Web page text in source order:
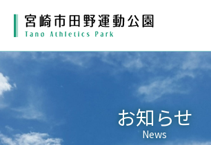
お知らせ
News